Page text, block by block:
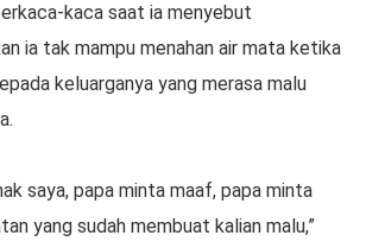
kaca saat ia menyebut
ia tak mampu menahan air mata ketika
keluarganya yang merasa malu
saya, papa minta maaf, papa minta
yang sudah membuat kalian malu,”